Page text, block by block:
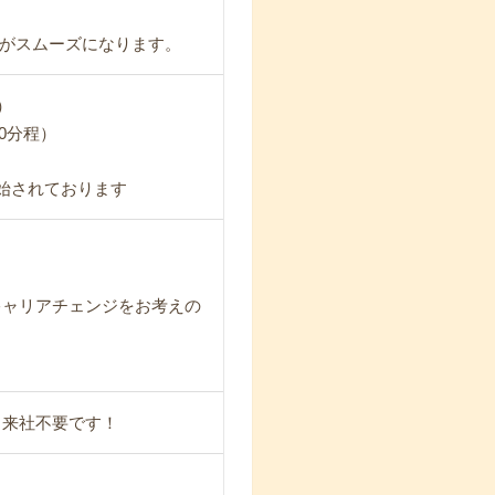
スムーズになります。
程）
されております
リアチェンジをお考えの
社不要です！